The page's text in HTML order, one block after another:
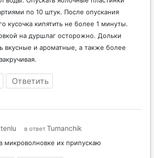
по 10 штук. После опускания
кусочка кипятить не более 1 минуты.
на дуршлаг осторожно. Дольки
вкусные и ароматные, а также более
Ответить
в ответ Tumanchik
микроволновке их припускаю